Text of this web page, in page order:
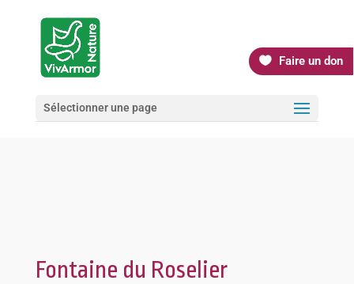
Faire un don
Sélectionner une page
Fontaine du Roselier